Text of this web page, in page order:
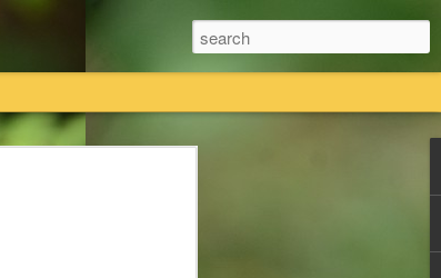
का पालन करते हुए कानूनी तौर